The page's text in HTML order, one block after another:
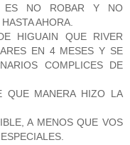
ES NO ROBAR Y NO
AHORA.
HIGUAIN QUE RIVER
EN 4 MESES Y SE
COMPLICES DE
QUE MANERA HIZO LA
A MENOS QUE VOS